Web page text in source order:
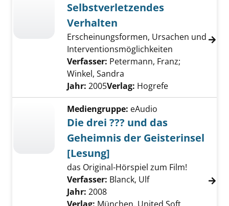
Selbstverletzendes
Verhalten
Erscheinungsformen, Ursachen und
Interventionsmöglichkeiten
Verfasser: Petermann, Franz;
Winkel, Sandra
Jahr: 2005Verlag: Hogrefe
Mediengruppe: eAudio
Die drei ??? und das
Geheimnis der Geisterinsel
[Lesung]
das Original-Hörspiel zum Film!
Verfasser: Blanck, UlfSuche nach diesem
Jahr: 2008